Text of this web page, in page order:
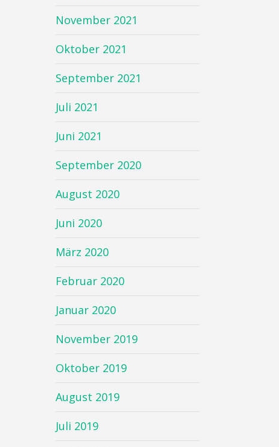
November 2021
Oktober 2021
September 2021
Juli 2021
Juni 2021
September 2020
August 2020
Juni 2020
März 2020
Februar 2020
Januar 2020
November 2019
Oktober 2019
August 2019
Juli 2019